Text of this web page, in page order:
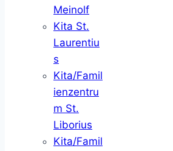
Meinolf
Kita St.
Laurentiu
s
Kita/Famil
ienzentru
m St.
Liborius
Kita/Famil